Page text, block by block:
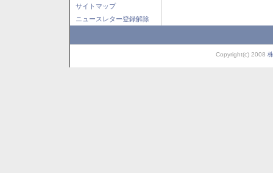
サイトマップ
ニュースレター登録解除
Copyright(c) 2008